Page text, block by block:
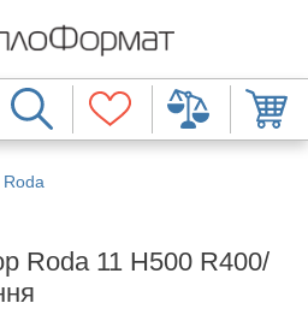
Roda
Roda 11 H500 R400/